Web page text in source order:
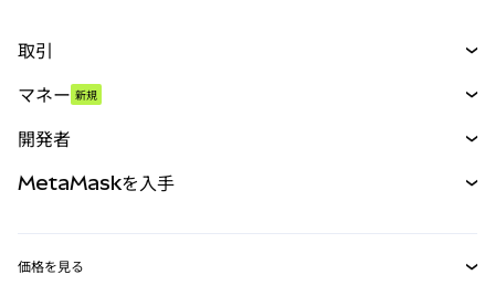
取引
パーペチュアル
RWA
マネー 新規
開発者
MetaMaskを入手
価格を見る